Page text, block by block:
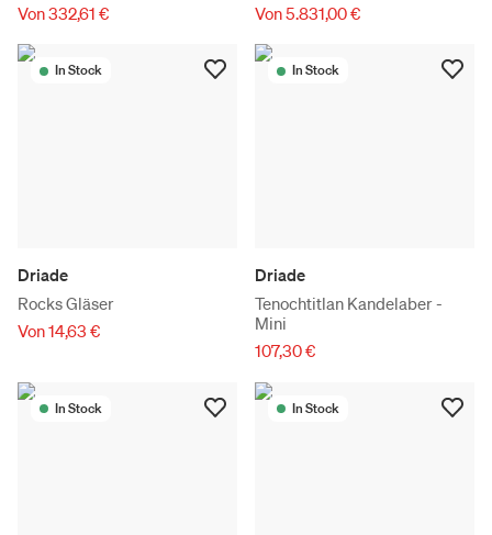
Von 332,61 €
Von 5.831,00 €
In Stock
Driade
Rocks Gläser
Von 14,63 €
In Stock
Driade
Tenochtitlan Kandelaber -
Mini
107,30 €
In Stock In Stock